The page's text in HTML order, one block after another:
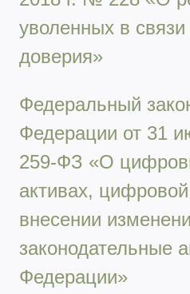
уволенных в связи
доверия»
Федеральный
Федерации от 31
259-ФЗ «О
активах,
внесении
законодательные
Федерации»